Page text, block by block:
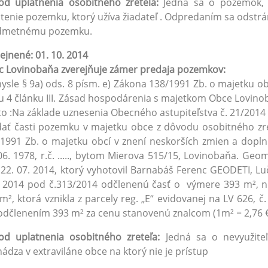
pozemku, ktorý užíva žiadateľ . Odpredaním sa
pozemku.
01. 10. 2014
Lovinobaňa zverejňuje zámer predaja pozemkov:
§ 9a) ods. 8 písm. e) Zákona 138/1991 Zb. o majetku
4 článku III. Zásad hospodárenia s majetkom Obce
:Na základe uznesenia Obecného astupiteľstva č. 21/
časti pozemku v majetku obce z dôvodu osobitného
Zb. o majetku obcí v znení neskorších zmien a
1978, r.č. ....., bytom Mierova 515/15, Lovinobaňa.
07. 2014, ktorý vyhotovil Barnabáš Ferenc GEODETI,
2014 pod č.313/2014 odčlenenú časť o výmere 393 m²,
ktorá vznikla z parcely reg. „E“ evidovanej na LV
393 m² za cenu stanovenú znalcom (1m² = 2,76
uplatnenia osobitného zreteľa: Jedná sa o
v extraviláne obce na ktorý nie je prístup